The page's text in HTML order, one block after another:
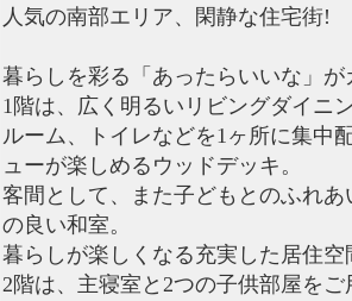
人気の南部エリア、閑静な住宅街!
暮らしを彩る「あったらいいな」
1階は、広く明るいリビングダイニ
ルーム、トイレなどを1ヶ所に集中
ューが楽しめるウッドデッキ。
客間として、また子どもとのふれ
の良い和室。
暮らしが楽しくなる充実した居住
2階は、主寝室と2つの子供部屋を